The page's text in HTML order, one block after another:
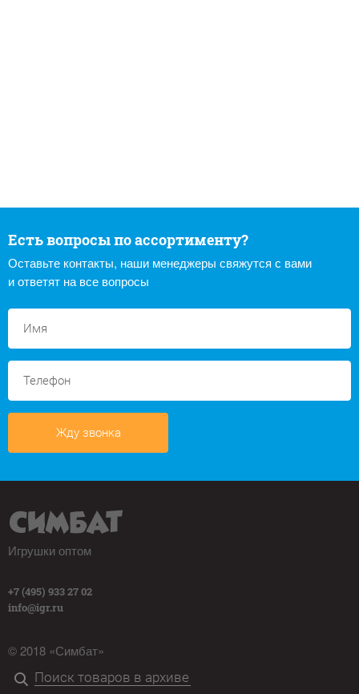
Есть вопросы по ассортименту?
Оставьте контакты, наши менеджеры свяжутся с вами
и ответят на все вопросы
Жду звонка
Игрушки оптом
+7 (495) 933 27 02
info@igr.ru
© 2018 «Симбат»